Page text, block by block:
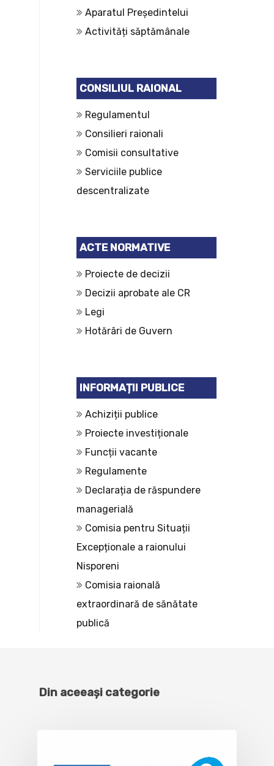
Aparatul Președintelui
Activități săptămânale
CONSILIUL RAIONAL
Regulamentul
Consilieri raionali
Comisii consultative
Serviciile publice
descentralizate
ACTE NORMATIVE
Proiecte de decizii
Decizii aprobate ale CR
Legi
Hotărâri de Guvern
INFORMAȚII PUBLICE
Achiziții publice
Proiecte investiționale
Funcții vacante
Regulamente
Declarația de răspundere
managerială
Comisia pentru Situații
Excepționale a raionului
Nisporeni
Comisia raională
extraordinară de sănătate
publică
Din aceeași categorie